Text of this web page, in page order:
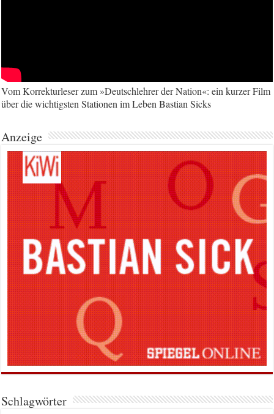
Vom Korrekturleser zum »Deutschlehrer der Nation«: ein kurzer Film
über die wichtigsten Stationen im Leben Bastian Sicks
Anzeige
Schlagwörter